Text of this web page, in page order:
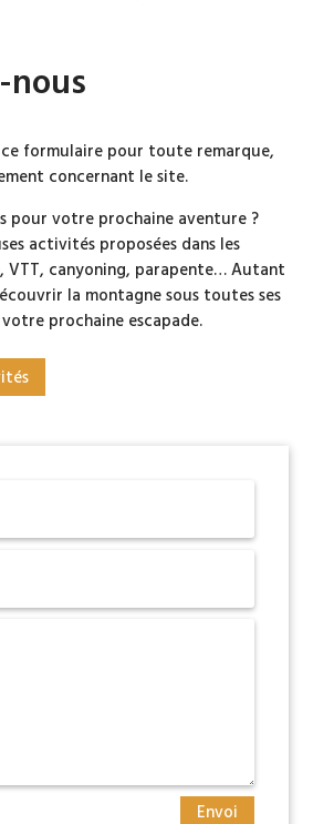
formulaire pour toute remarque,
concernant le site.
pour votre prochaine aventure ?
activités proposées dans les
VTT, canyoning, parapente… Autant
la montagne sous toutes ses
prochaine escapade.
Envoi